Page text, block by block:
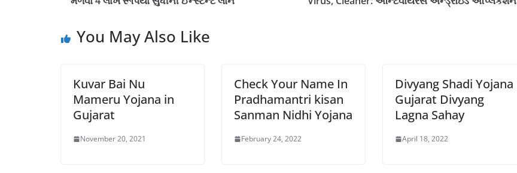
You May Also Like
Kuvar Bai Nu
Mameru Yojana in
Gujarat
November 20, 2021
Check Your Name In
Pradhamantri kisan
Sanman Nidhi Yojana
February 24, 2022
Divyang Shadi Yojana
Gujarat Divyang
Lagna Sahay
April 18, 2022